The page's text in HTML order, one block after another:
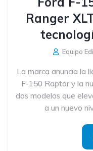
Ranger
Equipo
La marca anuncia la
F-150 Raptor y la
dos modelos que
a un nuevo